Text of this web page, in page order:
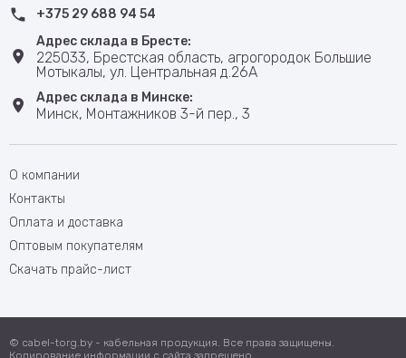
+375 29 688 94 54
Адрес склада в Бресте:
225033, Брестская область, агрогородок Большие
Мотыкалы, ул. Центральная д.26А
Адрес склада в Минске:
Минск, Монтажников 3-й пер., 3
О компании
Контакты
Оплата и доставка
Оптовым покупателям
Скачать прайс-лист
© cabel-torg.by - кабельная продукция. Все права защищены.
Копирование информации с сайта запрещено.